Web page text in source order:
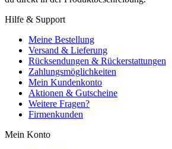
Hilfe & Support
Meine Bestellung
Versand & Lieferung
Rücksendungen & Rückerstattungen
Zahlungsmöglichkeiten
Mein Kundenkonto
Aktionen & Gutscheine
Weitere Fragen?
Firmenkunden
Mein Konto